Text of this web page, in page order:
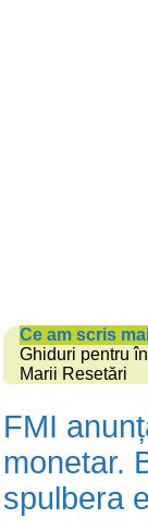
Ce am scris
Ghiduri pentru
Marii Resetări
FMI
monetar.
spulbera